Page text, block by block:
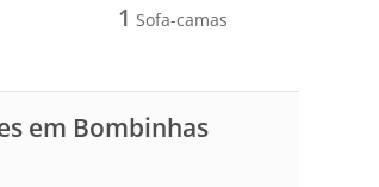
1 Sofa-camas
em Bombinhas